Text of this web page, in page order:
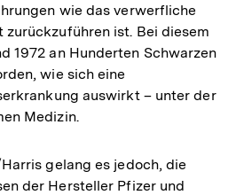
wie das verwerfliche
ist. Bei diesem
1972 an Hunderten Schwarzen
wie sich eine
auswirkt – unter der
Medizin.
gelang es jedoch, die
der Hersteller Pfizer und